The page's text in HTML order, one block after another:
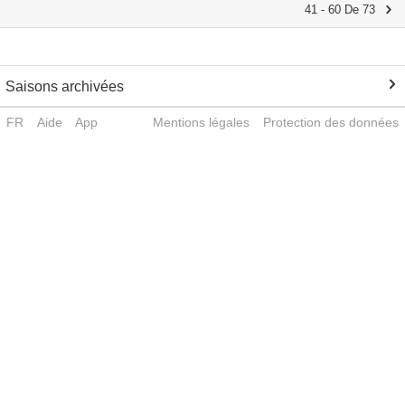
41 - 60 De 73
Saisons archivées
FR Aide App Mentions légales Protection des données